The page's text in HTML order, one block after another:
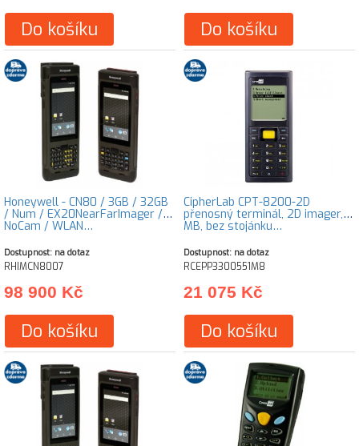
Do košíku Do košíku
Honeywell - CN80 / 3GB / 32GB
/ Num / EX20NearFarImager /
NoCam / WLAN…
Dostupnost: na dotaz
RHIMCN8007
98 900 Kč
Do košíku
CipherLab CPT-8200-2D
přenosný terminál, 2D imager, 8
MB, bez stojánku…
Dostupnost: na dotaz
RCEPP3300551M8
21 075 Kč
Do košíku